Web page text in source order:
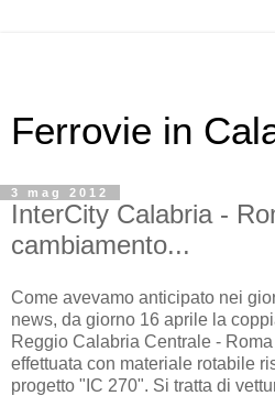
Ferrovie in
3 mag 2012
InterCity Calabria -
cambiamento...
Come avevamo anticipato nei
news, da giorno 16 aprile la
Reggio Calabria Centrale -
effettuata con materiale rotabile
progetto "IC 270". Si tratta di